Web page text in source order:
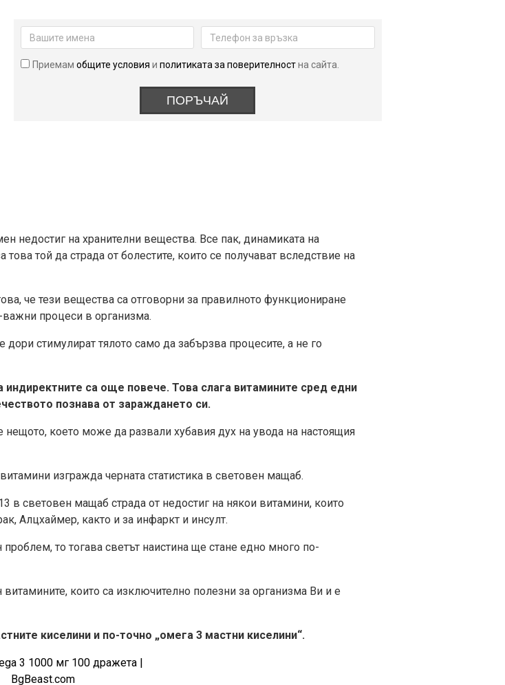
мг
100
дражета
Приемам общите условия и политиката за поверителностна сайта.
ПОРЪЧАЙ
недостиг на хранителни вещества. Все пак, динамиката на
той да страда от болестите, които се получават вследствие на
че тези вещества са отговорни за правилното функциониране
важни процеси в организма.
стимулират тялото само да забързва процесите, а не го
са още повече. Това слага витамините сред едни
познава от зараждането си.
което може да развали хубавия дух на увода на настоящия
изгражда черната статистика в световен мащаб.
в световен мащаб страда от недостиг на някои витамини, които
Алцхаймер, както и за инфаркт и инсулт.
то тогава светът наистина ще стане едно много по-
които са изключително полезни за организма Ви и е
киселини и по-точно „омега 3 мастни киселини“.